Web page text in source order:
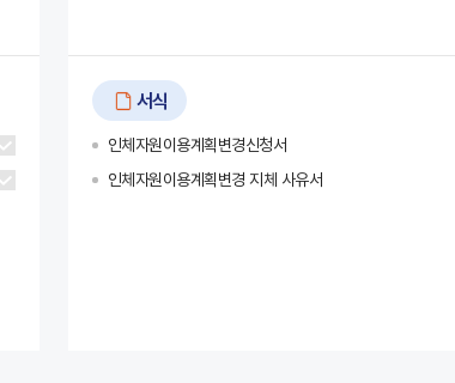
서식
인체자원이용계획변경신청서
인체자원이용계획변경 지체 사유서